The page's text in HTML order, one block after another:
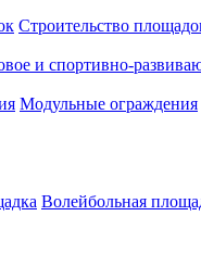
Строительство
и спортивно-
Модульные ограждения
Волейбольная